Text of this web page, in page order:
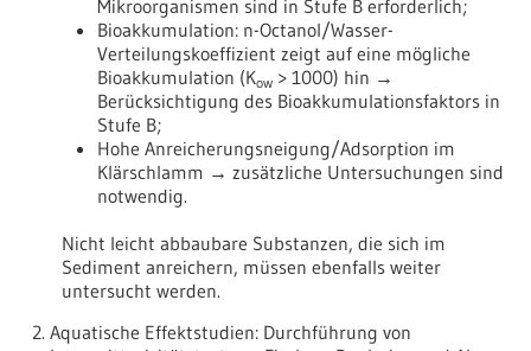
Mikroorganismen sind in Stufe B erforderlich;
Bioakkumulation: n-Octanol/Wasser-
Verteilungskoeffizient zeigt auf eine mögliche
Bioakkumulation (Kow > 1000) hin →
Berücksichtigung des Bioakkumulationsfaktors in
Stufe B;
Hohe Anreicherungsneigung/Adsorption im
Klärschlamm → zusätzliche Untersuchungen sind
notwendig.
Nicht leicht abbaubare Substanzen, die sich im
Sediment anreichern, müssen ebenfalls weiter
untersucht werden.
Aquatische Effektstudien: Durchführung von